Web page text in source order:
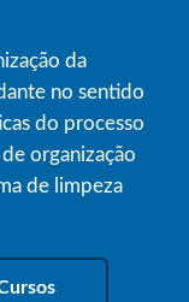
da
no sentido
do processo
organização
de limpeza